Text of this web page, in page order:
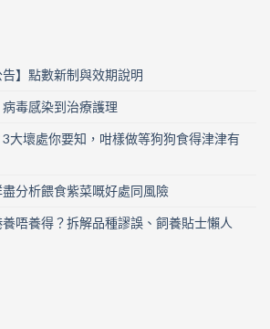
告】點數新制與效期說明
毒感染到治療護理
大壞處你要知，咁樣做等狗狗食得津津有
分析餵食紫菜嘅好處同風險
唔養得？拆解品種謬誤、飼養貼士懶人